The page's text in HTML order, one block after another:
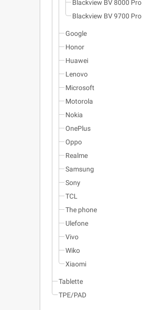
Blackview BV 8000 Pro
Blackview BV 9700 Pro
Google
Honor
Huawei
Lenovo
Microsoft
Motorola
Nokia
OnePlus
Oppo
Realme
Samsung
Sony
TCL
The phone
Ulefone
Vivo
Wiko
Xiaomi
Tablette
TPE/PAD